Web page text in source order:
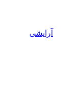
آرایشی